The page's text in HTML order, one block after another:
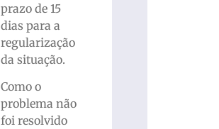
prazo de 15
dias para a
regularização
da situação.
Como o
problema não
foi resolvido